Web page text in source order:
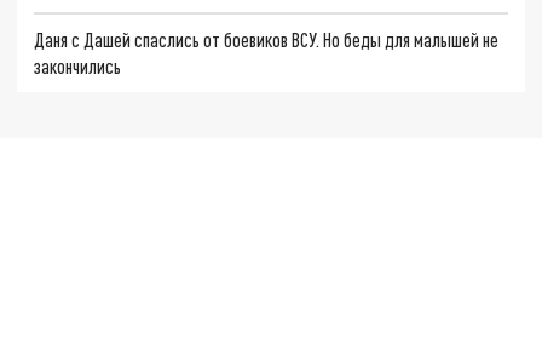
Даня с Дашей спаслись от боевиков ВСУ. Но беды для малышей не
закончились